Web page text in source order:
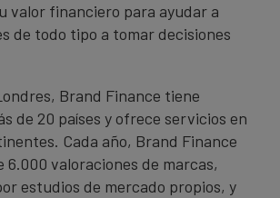
valor financiero para ayudar a
de todo tipo a tomar decisiones
Brand Finance tiene
de 20 países y ofrece servicios en
Cada año, Brand Finance
6.000 valoraciones de marcas,
estudios de mercado propios, y